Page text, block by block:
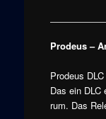
Prodeus –
Prodeus
Das ein DLC
rum. Das